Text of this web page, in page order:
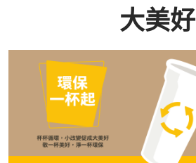
大美好